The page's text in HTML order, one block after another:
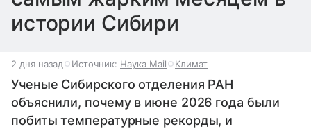
истории Сибири
2 дня назад Источник: Наука Mail Климат
Ученые Сибирского отделения РАН
объяснили, почему в июне 2026 года были
побиты температурные рекорды, и